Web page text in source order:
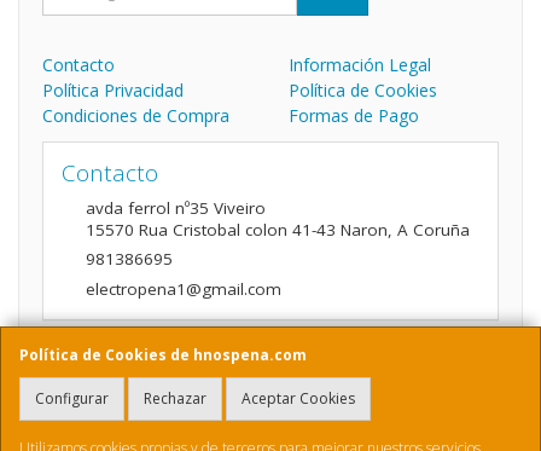
Política de Cookies de hnospena.com
Configurar Rechazar Aceptar Cookies
Contacto
Información Legal
Política Privacidad
Política de Cookies
Condiciones de Compra
Formas de Pago
Contacto
avda ferrol nº35 Viveiro
15570 Rua Cristobal colon 41-43 Naron, A Coruña
981386695
electropena1@gmail.com
Horario
9:00 a 14:00 y de 16:00 A 20:00